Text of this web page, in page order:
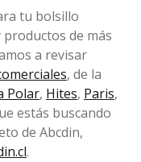
tu bolsillo
de más
a revisar
, de la
Polar, Hites, Paris,
estás buscando
de Abcdin,
.